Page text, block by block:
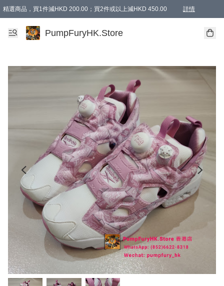
精選商品，買1件減HKD 200.00；買2件或以上減HKD 450.00 詳情
AAPE商品,會員專享9折或以上（按會員等級）AAPE products, members can
精選商品，任選買2件或以上減HKD 100.00
購物滿 HKD 800.00即享免運費優惠！（適用於 特定的送貨方式 )
PumpFuryHK.Store